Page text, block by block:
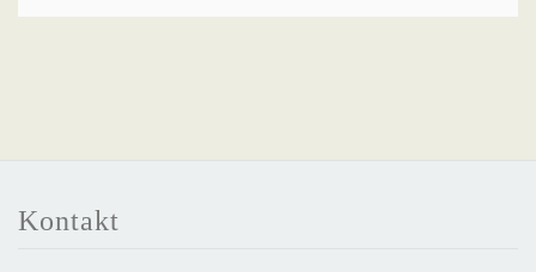
Kontakt